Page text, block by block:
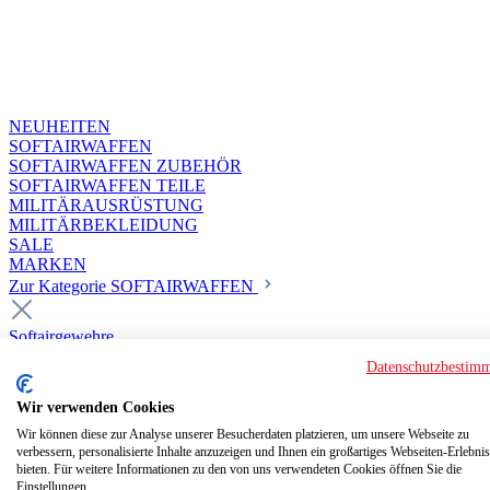
NEUHEITEN
SOFTAIRWAFFEN
SOFTAIRWAFFEN ZUBEHÖR
SOFTAIRWAFFEN TEILE
MILITÄRAUSRÜSTUNG
MILITÄRBEKLEIDUNG
SALE
MARKEN
Zur Kategorie SOFTAIRWAFFEN
Softairgewehre
Deluxe Custom Guns ab 18
Softair elektrisch ab 18
Softair elektrisch ab 14
Softair gasbetrieben ab 18
Softair HPA Luftdruck ab 18
Historische Softairwaffen
Wir verwenden Cookies
Wir können diese zur Analyse unserer Besucherdaten platzieren, um unsere Webseite zu
verbessern, personalisierte Inhalte anzuzeigen und Ihnen ein großartiges Webseiten-
bieten. Für weitere Informationen zu den von uns verwendeten Cookies öffnen Sie die
Einstellungen.